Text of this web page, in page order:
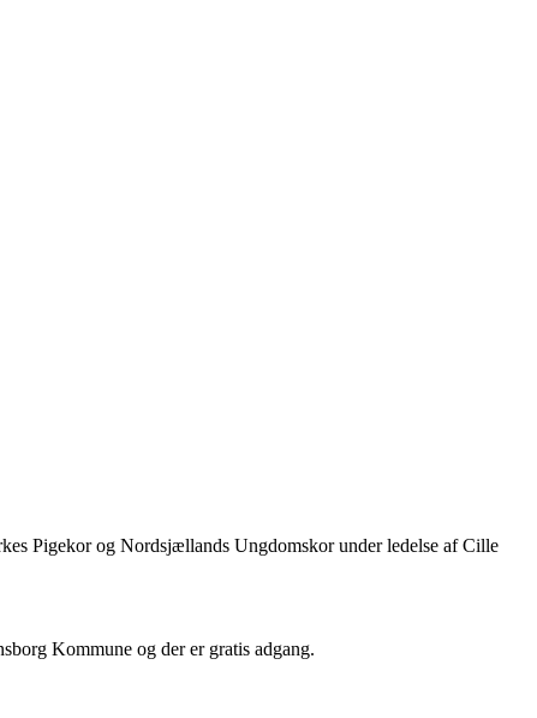
Pigekor og Nordsjællands Ungdomskor under ledelse af Cille
Kommune og der er gratis adgang.